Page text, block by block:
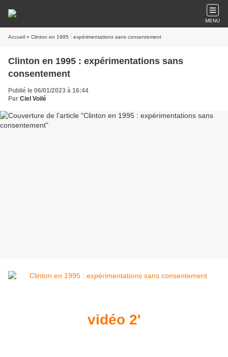
MENU
Accueil » Clinton en 1995 : expérimentations sans consentement
Clinton en 1995 : expérimentations sans
consentement
Publié le 06/01/2023 à 16:44
Par Ciel Voilé
vidéo 2'